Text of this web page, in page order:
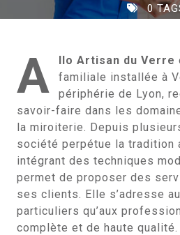
0
A llo Artisan du Verre
familiale installée à
périphérie de Lyon,
savoir-faire dans les
la miroiterie. Depuis
société perpétue la tradition
intégrant des techniques
permet de proposer des
ses clients. Elle s’adresse
particuliers qu’aux
complète et de haute qualité.